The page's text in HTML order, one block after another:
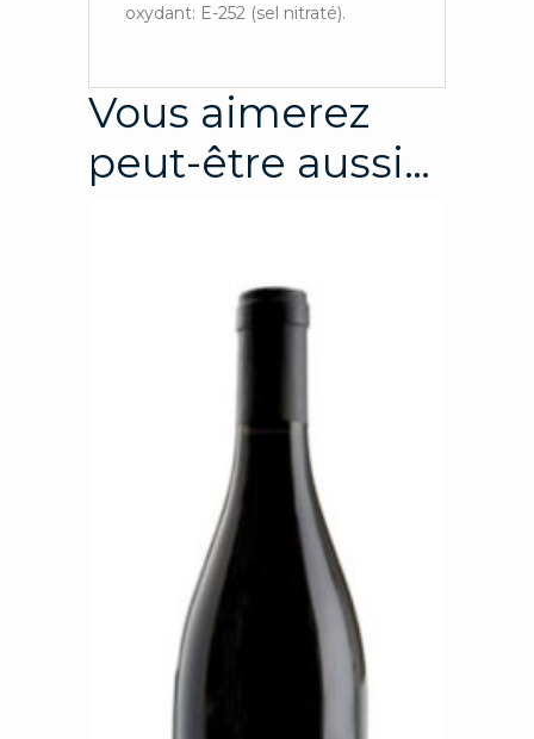
oxydant: E-252 (sel nitraté).
Vous aimerez
peut-être aussi…